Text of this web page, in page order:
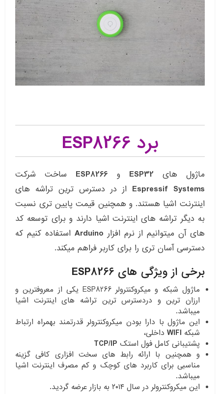
برد ESP8266
ماژول های ESP32 و ESP8266 ساخت شرکت
EspressifSystems
از در دسترس ترین تراشه های
اینترنت اشیا هستند. و همچنین قیمت پایین تری نسبت
به دیگر تراشه های اینترنت اشیا دارند و برای توسعه کد
های آن میتوانیم از نرم افزار Arduinoاستفاده کنیم که
دسترسی آسان تری را برای کاربر فراهم میکند.
برخی از ویژگی هایESP8266
ماژول شبکه و میکروکنترولر ESP8266 یکی از معروفترین و
ارزان ترین و دردسترس ترین تراشه های اینترنت اشیا
میباشد.
این ماژول با دارا بودن میکروکنترولر قدرتمند بهمراه ارتباط
شبکه WIFI داخلی،
پشتیبانی کامل فول استک TCP/IP
و همچنین با ارائه رابط های سخت افزاری کافی گزینه
مناسبی برای کاربرد های کوچک و کم مصرف اینترنت اشیا
میباشد.
این میکروکنترولر در سال ۲۰۱۴ به بازار عرضه گردید.